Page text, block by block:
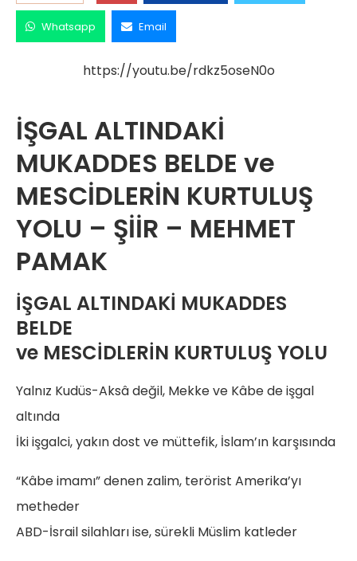
Whatsapp Email
https://youtu.be/rdkz5oseN0o
İŞGAL ALTINDAKİ
MUKADDES BELDE ve
MESCİDLERİN KURTULUŞ
YOLU – ŞİİR – MEHMET
PAMAK
İŞGAL ALTINDAKİ MUKADDES
BELDE
ve MESCİDLERİN KURTULUŞ YOLU
Yalnız Kudüs-Aksâ değil, Mekke ve Kâbe de işgal
altında
İki işgalci, yakın dost ve müttefik, İslam’ın karşısında
“Kâbe imamı” denen zalim, terörist Amerika’yı
metheder
ABD-İsrail silahları ise, sürekli Müslim katleder